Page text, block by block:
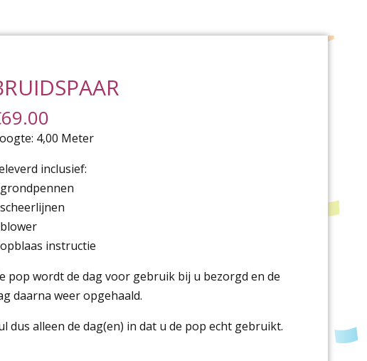
69.00
4,00 Meter
inclusief:
instructie
pop wordt de dag voor gebruik bij u bezorgd en de
daarna weer opgehaald.
dus alleen de dag(en) in dat u de pop echt gebruikt.